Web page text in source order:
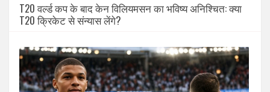
T20 वर्ल्ड कप के बाद केन विलियमसन का भविष्य अनिश्चित: क्या
T20 क्रिकेट से संन्यास लेंगे?